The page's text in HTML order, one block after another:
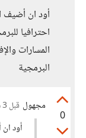
أود ان أضيف
احترافيا
المسارات
البرمجية
0
مجهول قبل 3 سنوات
أود